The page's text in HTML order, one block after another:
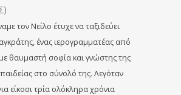
τον Νείλο έτυχε να ταξιδεύει
ένας ιερογραμματέας από
θαυμαστή σοφία και γνώστης της
στο σύνολό της. Λεγόταν
είκοσι τρία ολόκληρα χρόνια